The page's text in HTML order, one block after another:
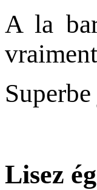
A la
Lisez